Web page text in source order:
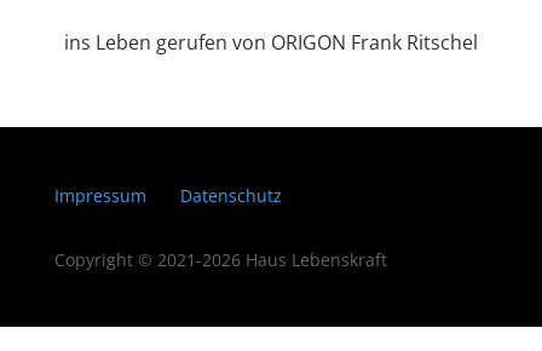
ins Leben gerufen von ORIGON Frank Ritschel
Impressum Datenschutz
Copyright © 2021-2026 Haus Lebenskraft